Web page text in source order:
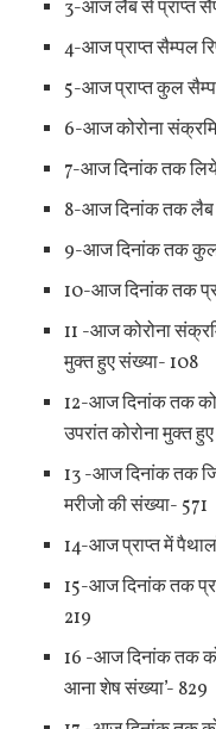
3-आज लैब से प्राप्त
4-आज प्राप्त सैम्पल
5-आज प्राप्त कुल
6-आज कोरोना
7-आज दिनांक तक
8-आज दिनांक तक लैब
9-आज दिनांक तक कुल
10-आज दिनांक तक
11 -आज कोरोना
मुक्त हुए संख्या- 108
12-आज दिनांक तक
उपरांत कोरोना मुक्त
13 -आज दिनांक तक
मरीजो की संख्या- 571
14-आज प्राप्त में
15-आज दिनांक तक
219
16 -आज दिनांक तक
आना शेष संख्या’- 829